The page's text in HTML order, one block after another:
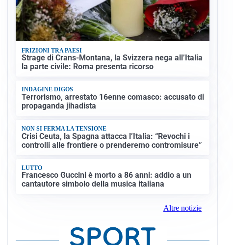
FRIZIONI TRA PAESI
Strage di Crans-Montana, la Svizzera nega all’Italia
la parte civile: Roma presenta ricorso
INDAGINE DIGOS
Terrorismo, arrestato 16enne comasco: accusato di
propaganda jihadista
NON SI FERMA LA TENSIONE
Crisi Ceuta, la Spagna attacca l’Italia: “Revochi i
controlli alle frontiere o prenderemo contromisure”
LUTTO
Francesco Guccini è morto a 86 anni: addio a un
cantautore simbolo della musica italiana
Altre notizie